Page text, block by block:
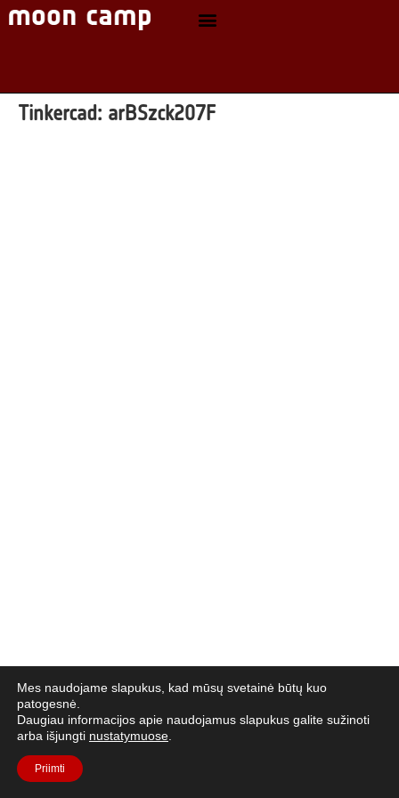
Tinkercad: arBSzck207F
Mes naudojame slapukus, kad mūsų svetainė būtų kuo
patogesnė.
Daugiau informacijos apie naudojamus slapukus galite sužinoti
arba išjungti nustatymuose
Priimti